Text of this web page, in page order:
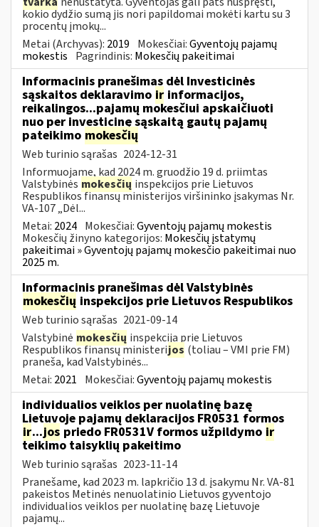
kokio dydžio sumą jis nori papildomai mokėti kartu su 3
procentų įmokų...
Metai (Archyvas): 2019 Mokesčiai:Gyventojų pajamų
mokestis Pagrindinis: Mokesčių pakeitimai
Informacinis pranešimas dėl Investicinės
sąskaitos deklaravimo ir informacijos,
reikalingos...pajamų mokesčiui apskaičiuoti
nuo per investicinę sąskaitą gautų pajamų
pateikimo mokesčių
Web turinio sąrašas 2024-12-31
Informuojame, kad 2024 m. gruodžio 19 d. priimtas
Valstybinės mokesčių inspekcijos prie Lietuvos
Respublikos finansų ministerijos viršininko įsakymas Nr.
VA-107 „Dėl...
Metai: 2024 Mokesčiai:Gyventojų pajamų mokestis
Mokesčių žinyno kategorijos: Mokesčių įstatymų
pakeitimai » Gyventojų pajamų mokesčio pakeitimai nuo
2025 m.
Informacinis pranešimas dėl Valstybinės
mokesčių inspekcijos prie Lietuvos Respublikos
Web turinio sąrašas 2021-09-14
Valstybinė mokesčių inspekcija prie Lietuvos
Respublikos finansų ministerijos (toliau – VMI prie FM)
praneša, kad Valstybinės...
Metai: 2021 Mokesčiai:Gyventojų pajamų mokestis
individualios veiklos per nuolatinę bazę
Lietuvoje pajamų deklaracijos FR0531 formos
ir...jos priedo FR0531V formos užpildymo ir
teikimo taisyklių pakeitimo
Web turinio sąrašas 2023-11-14
Pranešame, kad 2023 m. lapkričio 13 d. įsakymu Nr. VA-81
pakeistos Metinės nenuolatinio Lietuvos gyventojo
individualios veiklos per nuolatinę bazę Lietuvoje
pajamų...